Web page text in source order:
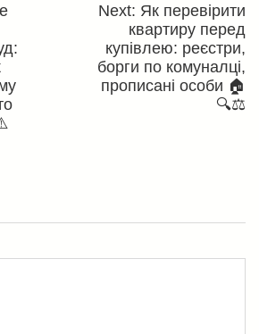
Next: Next
post:
Як перевірити
квартиру перед
купівлею: реєстри,
борги по комуналці,
прописані особи 🏠
🔍⚖️